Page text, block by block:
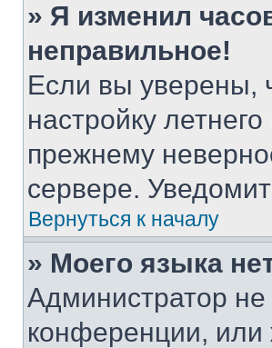
» Я изменил
неправильное!
Если вы уверены,
настройку
прежнему
сервере.
Вернуться к началу
» Моего языка
Администратор
конференции, или